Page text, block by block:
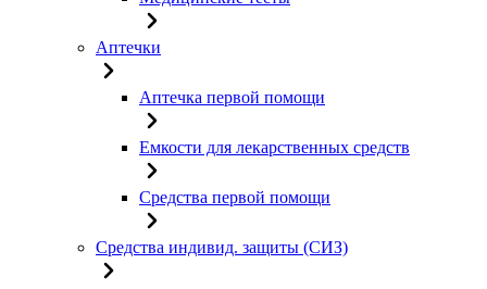
Аптечки
Аптечка первой помощи
Емкости для лекарственных средств
Средства первой помощи
Средства индивид. защиты (СИЗ)